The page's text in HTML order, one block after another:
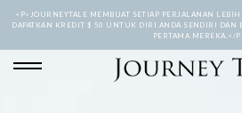
<P>JOURNEYTALE MEMBUAT SETIAP PERJALANAN
DAPATKAN KREDIT $ 50 UNTUK DIRI ANDA SENDIRI DAN
PERTAMA MEREKA.</